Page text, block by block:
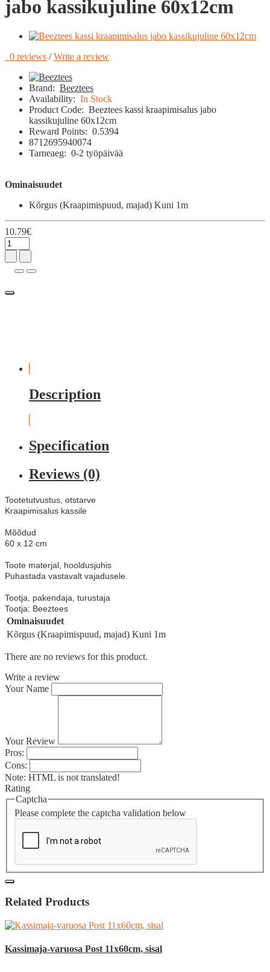
jabo kassikujuline 60x12cm
0 reviews / Write a review
Brand: Beeztees
Availability: In Stock
Product Code: Beeztees kassi kraapimisalus jabo
kassikujuline 60x12cm
Reward Points: 0.5394
8712695940074
Tarneaeg: 0-2 työpäivää
Ominaisuudet
Kõrgus (Kraapimispuud, majad) Kuni 1m
10.79€
Description
Specification
Reviews (0)
Tootetutvustus, otstarve
Kraapimisalus kassile
Mõõdud
60 x 12 cm
Toote materjal, hooldusjuhis
Puhastada vastavalt vajadusele.
Tootja, pakendaja, turustaja
Tootja: Beeztees
Ominaisuudet
Kõrgus (Kraapimispuud, majad) Kuni 1m
There are no reviews for this product.
Write a review
Your Name
Your Review
Pros:
Cons:
Note: HTML is not translated!
Rating
Captcha
Please complete the captcha validation below
Related Products
Kassimaja-varuosa Post 11x60cm, sisal